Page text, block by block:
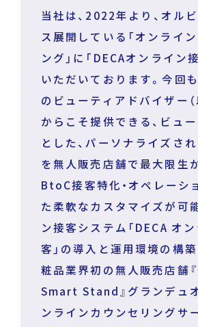
当社は、2022年より、オル
ス展開している「オンライ
ング」に「DECAオンライン
いただいております。今回
のビューティアドバイザー（
からこそ提供できる、ビュ
とした、パーソナライズさ
を無人販売店舗で最大限生
BtoC接客特化・オペレーシ
た柔軟なカスタマイズが可
ン接客システム「DECA オ
客」の導入と運用環境の構築
粧品業界初の無人販売店舗
Smart Stand』グランデュ
ンラインカウンセリングサ